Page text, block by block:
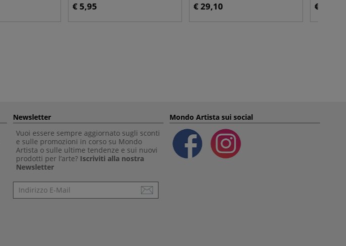
€ 5,95 € 29,10 € 18,95
Newsletter
Vuoi essere sempre aggiornato sugli sconti
e sulle promozioni in corso su Mondo
Artista o sulle ultime tendenze e sui nuovi
prodotti per l’arte? Iscriviti alla nostra
Newsletter
Newsletter
Mondo Artista sui social